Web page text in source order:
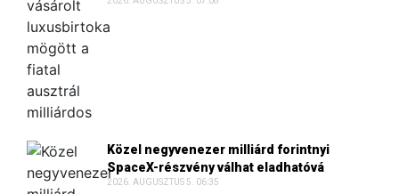
Közel negyvenezer milliárd forintnyi
SpaceX-részvény válhat eladhatóvá
2026. AUGUSZTUS 5. 06:35